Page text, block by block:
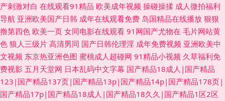
产刺激对白 在线观看91精品 欧美成年视频 操碰操揉 成人微拍福利
导航 亚洲欧美国产日韩 成年在线观看免费 岛国精品在线播放 狠狠
撸第四色 欧美一页 女同电影在线观看 91网国产尤物在 毛片网站黄
色 狼人三级片 高清男同 国产日韩伦理淫 成年免费视频 亚洲欧美中
文视频 东京热亚洲色图 蜜桃成人超碰网 91精品小视频 久草福利免
费视影 五月天堂网 日本乱码中文字幕 国产精品18成人|国产精品
123|国产精品137页|国产精品13p|国产精品14p|国产精品178页|
国产精品17p|国产精品18成人|国产精品18久久|国产精品1区2区